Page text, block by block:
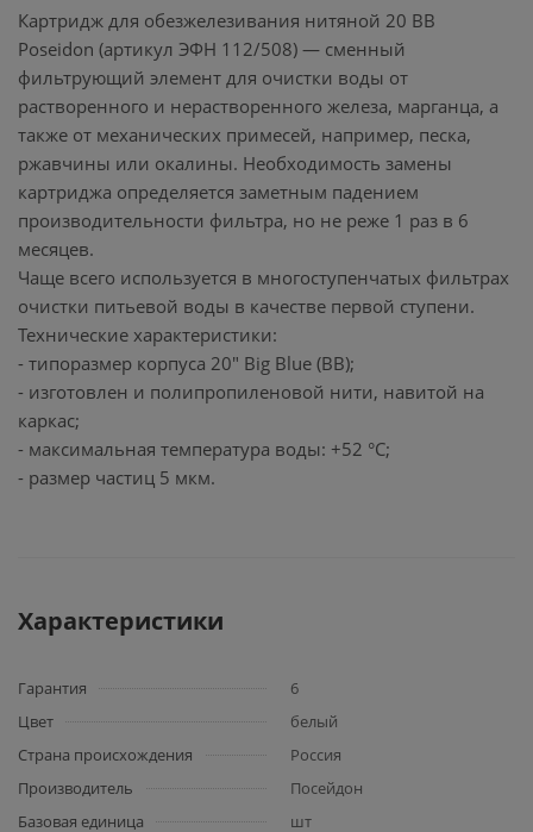
Картридж для обезжелезивания нитяной 20 BB
Poseidon (артикул ЭФН 112/508) — сменный
фильтрующий элемент для очистки воды от
растворенного и нерастворенного железа, марганца, а
также от механических примесей, например, песка,
ржавчины или окалины. Необходимость замены
картриджа определяется заметным падением
производительности фильтра, но не реже 1 раз в 6
месяцев.
Чаще всего используется в многоступенчатых фильтрах
очистки питьевой воды в качестве первой ступени.
Технические характеристики:
- типоразмер корпуса 20" Big Blue (BB);
- изготовлен и полипропиленовой нити, навитой на
каркас;
- максимальная температура воды: +52 °С;
- размер частиц 5 мкм.
Характеристики
Гарантия
6
Цвет
белый
Страна происхождения
Россия
Производитель
Посейдон
Базовая единица
шт